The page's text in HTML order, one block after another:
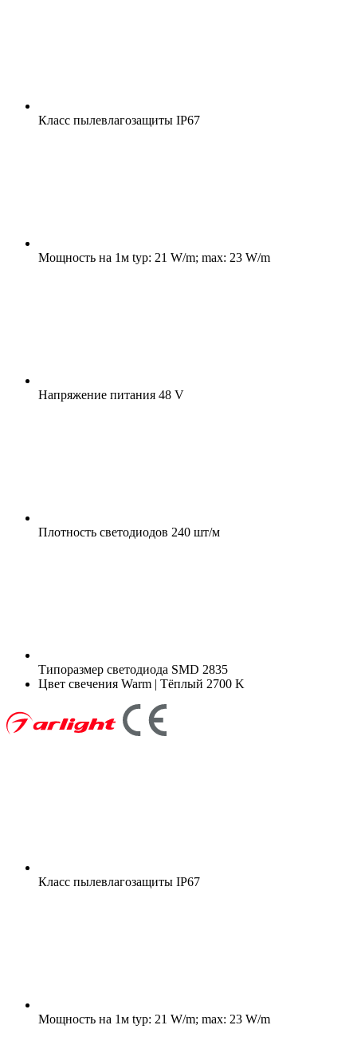
Класс пылевлагозащиты IP67
Мощность на 1м typ: 21 W/m; max: 23 W/m
Напряжение питания 48 V
Плотность светодиодов 240 шт/м
Типоразмер светодиода SMD 2835
Цвет свечения Warm | Тёплый 2700 K
Класс пылевлагозащиты IP67
Мощность на 1м typ: 21 W/m; max: 23 W/m